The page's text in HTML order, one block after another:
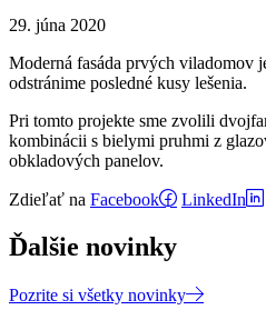
29. júna 2020
Moderná fasáda prvých viladomov
odstránime posledné kusy lešenia.
Pri tomto projekte sme zvolili
kombinácii s bielymi pruhmi z
obkladových panelov.
Zdieľať na Facebook LinkedIn
Ďalšie novinky
Pozrite si všetky novinky